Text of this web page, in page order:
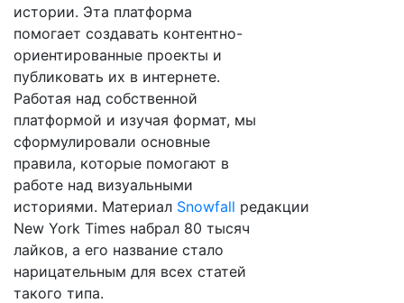
истории. Эта платформа
помогает создавать контентно-
ориентированные проекты и
публиковать их в интернете.
Работая над собственной
платформой и изучая формат, мы
сформулировали основные
правила, которые помогают в
работе над визуальными
историями. Материал Snowfall редакции
New York Times набрал 80 тысяч
лайков, а его название стало
нарицательным для всех статей
такого типа.